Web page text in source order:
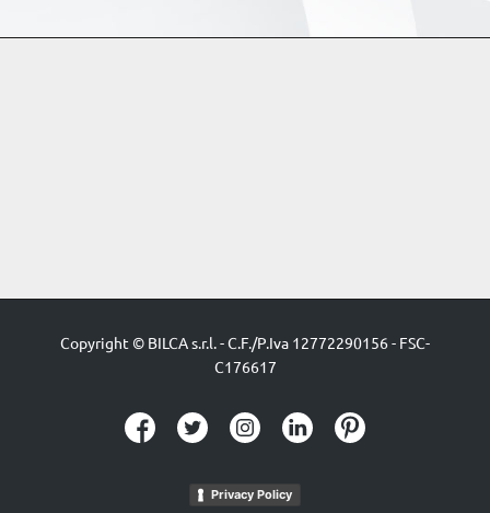
Copyright © BILCA s.r.l. - C.F./P.Iva 12772290156 - ​FSC-
C176617
Privacy Policy